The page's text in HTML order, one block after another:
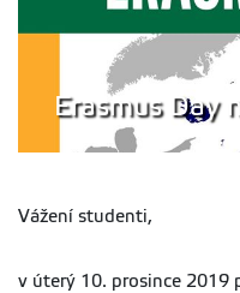
Erasmus Day
Vážení studenti,
v úterý 10. prosince 2019